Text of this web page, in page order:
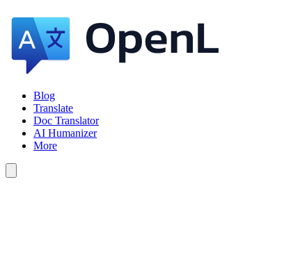
Blog
Translate
Doc Translator
AI Humanizer
More